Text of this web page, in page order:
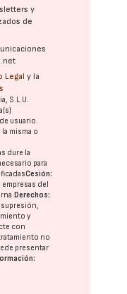
y
de
Legal y la
S.L.U.
usuario.
misma o
dure la
para
Cesión:
empresas del
Derechos:
y
con
no
presentar